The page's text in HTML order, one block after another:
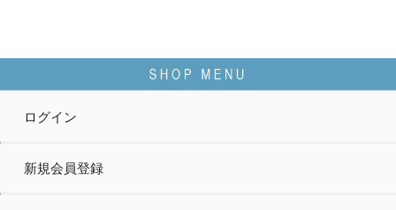
ログイン
新規会員登録